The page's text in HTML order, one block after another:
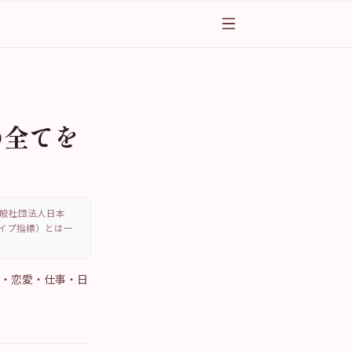
てを
社団法人日本
プ指標）とは一
恋愛・仕事・日